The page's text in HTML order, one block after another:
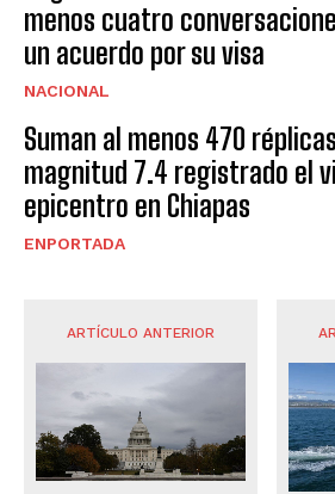
menos cuatro
un acuerdo por su visa
NACIONAL
Suman al menos 470
magnitud 7.4 registrado el
epicentro en Chiapas
ENPORTADA
ARTÍCULO ANTERIOR